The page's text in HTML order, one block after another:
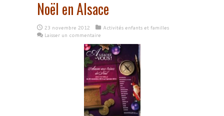
Noël en Alsace
23 novembre 2012
Activités enfants et familles
Laisser un commentaire